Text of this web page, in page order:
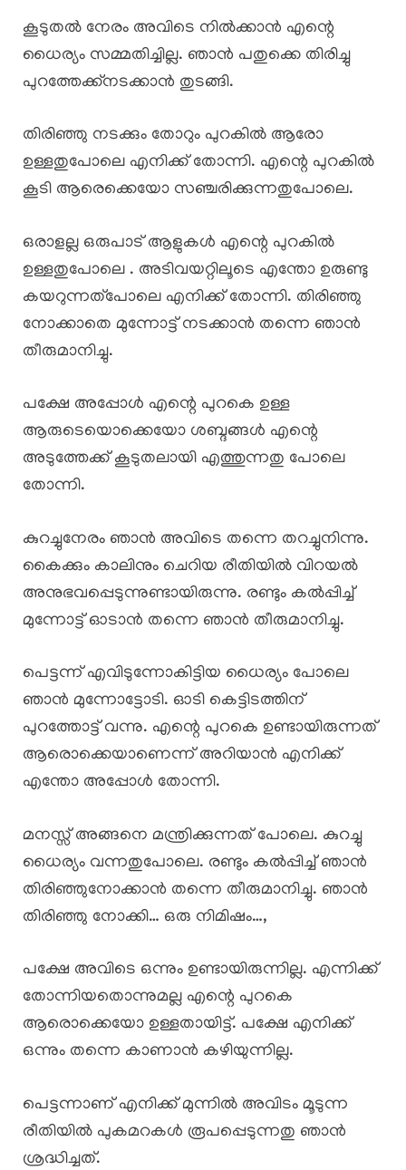
കൂടുതൽ നേരം അവിടെ നിൽക്കാൻ എന്റെ
ധൈര്യം സമ്മതിച്ചില്ല. ഞാൻ പതുക്കെ തിരിച്ചു
പുറത്തേക്ക്നടക്കാൻ തുടങ്ങി.
തിരിഞ്ഞു നടക്കും തോറും പുറകിൽ ആരോ
ഉള്ളതുപോലെ എനിക്ക് തോന്നി. എന്റെ പുറകിൽ
കൂടി ആരെക്കെയോ സഞ്ചരിക്കുന്നതുപോലെ.
ഒരാളല്ല ഒരുപാട് ആളുകൾ എന്റെ പുറകിൽ
ഉള്ളതുപോലെ . അടിവയറ്റിലൂടെ എന്തോ ഉരുണ്ടു
കയറുന്നത്പോലെ എനിക്ക് തോന്നി. തിരിഞ്ഞു
നോക്കാതെ മുന്നോട്ട് നടക്കാൻ തന്നെ ഞാൻ
തീരുമാനിച്ചു.
പക്ഷേ അപ്പോൾ എന്റെ പുറകെ ഉള്ള
ആരുടെയൊക്കെയോ ശബ്ദങ്ങൾ എന്റെ
അടുത്തേക്ക് കൂടുതലായി എത്തുന്നതു പോലെ
തോന്നി.
കുറച്ചുനേരം ഞാൻ അവിടെ തന്നെ തറച്ചുനിന്നു.
കൈക്കും കാലിനും ചെറിയ രീതിയിൽ വിറയൽ
അനുഭവപ്പെടുന്നുണ്ടായിരുന്നു. രണ്ടും കൽപ്പിച്ച്
മുന്നോട്ട് ഓടാൻ തന്നെ ഞാൻ തീരുമാനിച്ചു.
പെട്ടന്ന് എവിടുന്നോകിട്ടിയ ധൈര്യം പോലെ
ഞാൻ മുന്നോട്ടോടി. ഓടി കെട്ടിടത്തിന്
പുറത്തോട്ട് വന്നു. എന്റെ പുറകെ ഉണ്ടായിരുന്നത്
ആരൊക്കെയാണെന്ന് അറിയാൻ എനിക്ക്
എന്തോ അപ്പോൾ തോന്നി.
മനസ്സ് അങ്ങനെ മന്ത്രിക്കുന്നത് പോലെ. കുറച്ചു
ധൈര്യം വന്നതുപോലെ. രണ്ടും കൽപ്പിച്ച് ഞാൻ
തിരിഞ്ഞുനോക്കാൻ തന്നെ തീരുമാനിച്ചു. ഞാൻ
തിരിഞ്ഞു നോക്കി… ഒരു നിമിഷം…,
പക്ഷേ അവിടെ ഒന്നും ഉണ്ടായിരുന്നില്ല. എന്നിക്ക്
തോന്നിയതൊന്നുമല്ല എന്റെ പുറകെ
ആരൊക്കെയോ ഉള്ളതായിട്ട്. പക്ഷേ എനിക്ക്
ഒന്നും തന്നെ കാണാൻ കഴിയുന്നില്ല.
പെട്ടന്നാണ് എനിക്ക് മുന്നിൽ അവിടം മൂടുന്ന
രീതിയിൽ പുകമറകൾ രൂപപ്പെടുന്നതു ഞാൻ
ശ്രദ്ധിച്ചത്.